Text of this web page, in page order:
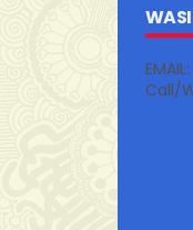
Call/